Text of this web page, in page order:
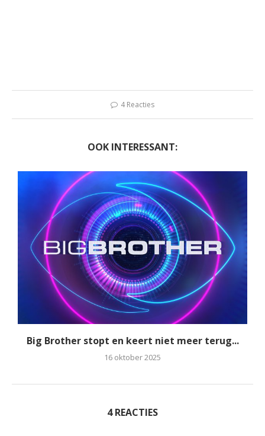
4 Reacties
OOK INTERESSANT:
Big Brother stopt en keert niet meer terug...
16 oktober 2025
4 REACTIES